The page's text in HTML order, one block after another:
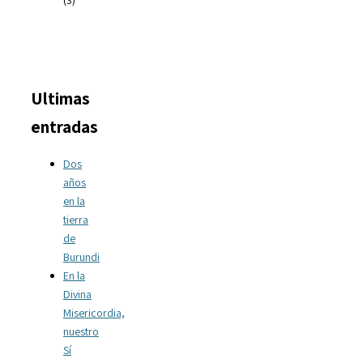
Ultimas
entradas
Dos
años
en la
tierra
de
Burundi
En la
Divina
Misericordia,
nuestro
Sí